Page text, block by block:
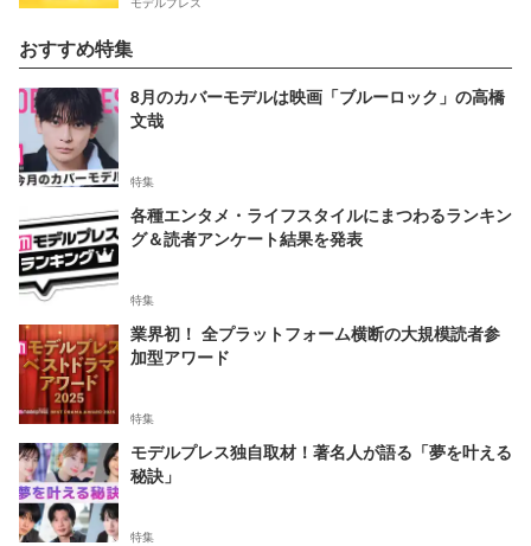
おすすめ特集
8月のカバーモデルは映画「ブルーロック」の高橋
文哉
特集
各種エンタメ・ライフスタイルにまつわるランキン
グ＆読者アンケート結果を発表
特集
業界初！ 全プラットフォーム横断の大規模読者参
加型アワード
特集
モデルプレス独自取材！著名人が語る「夢を叶える
秘訣」
特集